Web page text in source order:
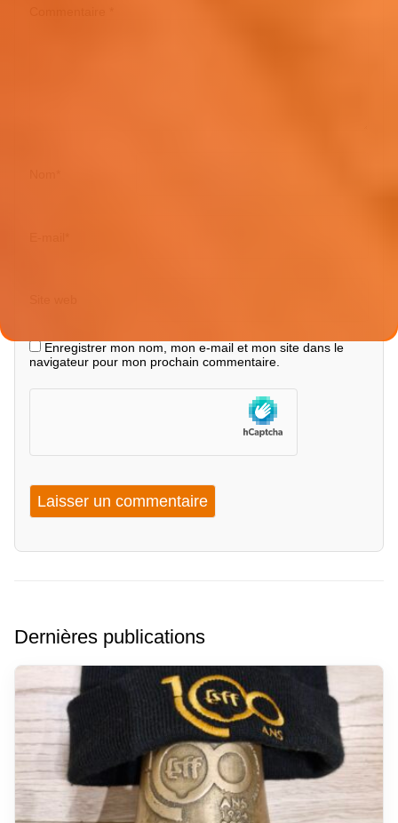
Enregistrer mon nom, mon e-mail et mon site dans le
navigateur pour mon prochain commentaire.
Dernières publications